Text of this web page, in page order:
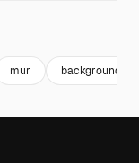
mur background